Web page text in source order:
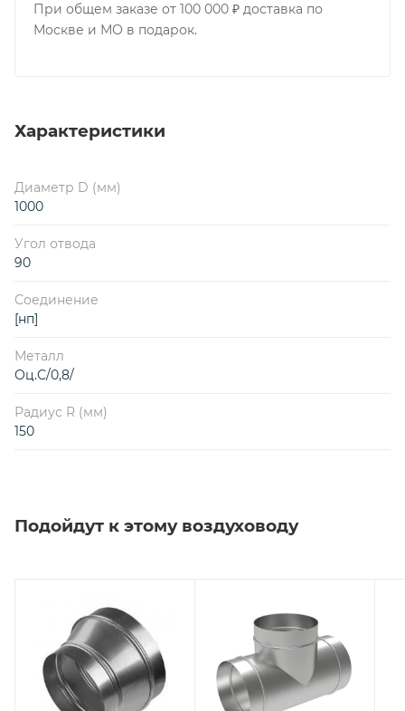
При общем заказе от 100 000 ₽ доставка по
Москве и МО в подарок.
Характеристики
Диаметр D (мм)
1000
Угол отвода
90
Соединение
[нп]
Металл
Оц.С/0,8/
Радиус R (мм)
150
Подойдут к этому воздуховоду